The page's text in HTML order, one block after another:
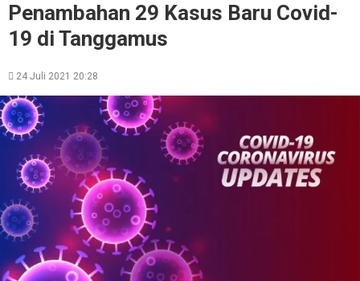
Penambahan 29 Kasus Baru Covid-
19 di Tanggamus
24 Juli 2021 20:28